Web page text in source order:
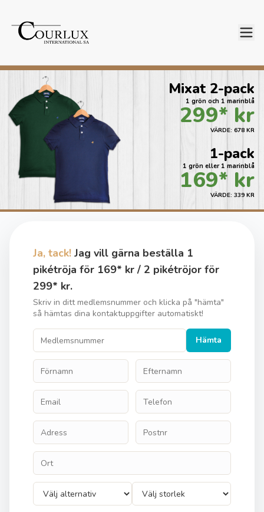
Mixat 2-pack
1 grön och 1 marinblå
299* kr
VÄRDE: 678 KR
1-pack
1 grön eller 1 marinblå
169* kr
VÄRDE: 339 KR
Ja, tack! Jag vill gärna beställa 1
pikétröja för 169* kr / 2 pikétröjor för
299* kr.
Skriv in ditt medlemsnummer och klicka på "hämta"
så hämtas dina kontaktuppgifter automatiskt!
Hämta